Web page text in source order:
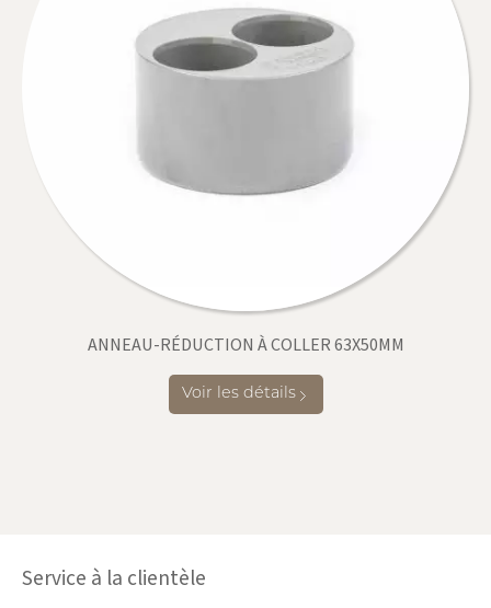
ANNEAU-RÉDUCTION À COLLER 63X50MM
Voir les détails
Service à la clientèle